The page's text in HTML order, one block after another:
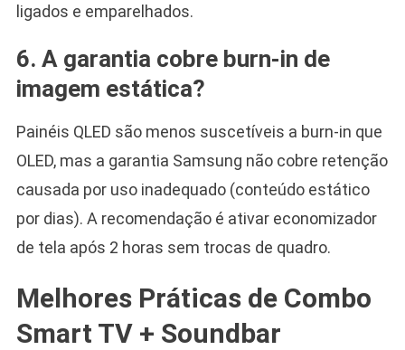
ligados e emparelhados.
6. A garantia cobre burn-in de
imagem estática?
Painéis QLED são menos suscetíveis a burn-in que
OLED, mas a garantia Samsung não cobre retenção
causada por uso inadequado (conteúdo estático
por dias). A recomendação é ativar economizador
de tela após 2 horas sem trocas de quadro.
Melhores Práticas de Combo
Smart TV + Soundbar